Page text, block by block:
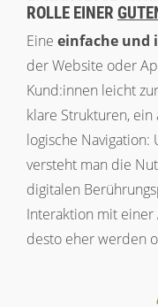
ROLLE EINER
Eine einfache und
der Website oder
Kund:innen leicht
klare Strukturen,
logische Navigation:
versteht man die
digitalen
Interaktion mit
desto eher werden